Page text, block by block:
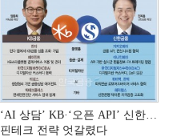
‘AI 상담’ KB·‘오픈 API’ 신한…
핀테크 전략 엇갈렸다